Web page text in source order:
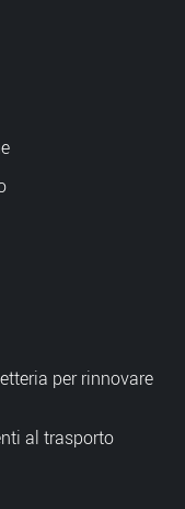
per rinnovare
al trasporto